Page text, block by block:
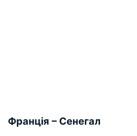
Франція – Сенегал